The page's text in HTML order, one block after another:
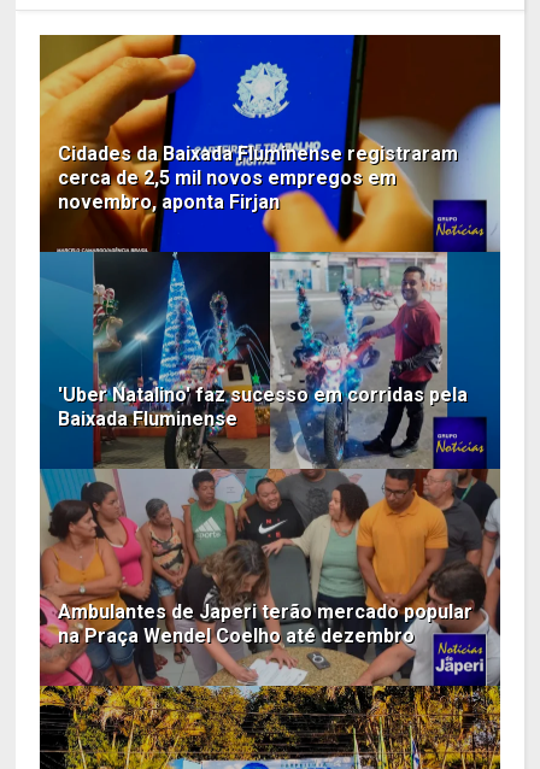
Cidades da Baixada Fluminense registraram
cerca de 2,5 mil novos empregos em
novembro, aponta Firjan
'Uber Natalino' faz sucesso em corridas pela
Baixada Fluminense
Ambulantes de Japeri terão mercado popular
na Praça Wendel Coelho até dezembro